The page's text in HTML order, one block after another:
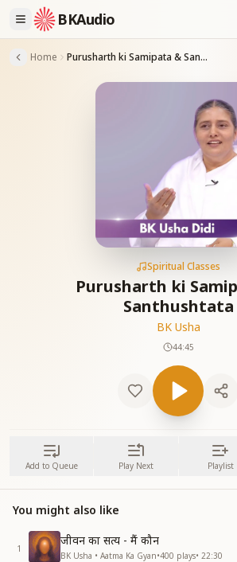
BKAudio
Home Purusharth ki Samipata & Santhushtata
Spiritual Classes
Purusharth ki
Santhushtata
BK Usha
44:45
Add to Queue Play Next Playlist
You might also like
1
जीवन का सत्य - मैं कौन
BK Usha • Aatma Ka Gyan•400 plays• 22:30